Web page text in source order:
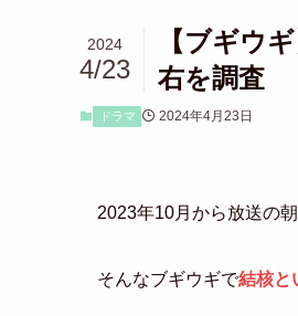
【ブギウ
右を調査
2024
4/23
ドラマ 2024年4月23日
2023年10月から放送の
そんなブギウギで結核と